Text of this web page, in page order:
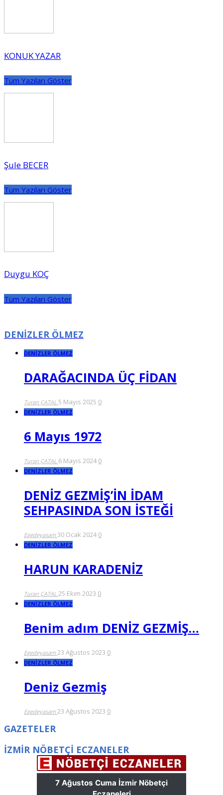
KONUK YAZAR
Tüm Yazıları Göster
Şule BECER
Tüm Yazıları Göster
Duygu KOÇ
Tüm Yazıları Göster
DENİZLER ÖLMEZ
DENİZLER ÖLMEZ
DARAĞACINDA ÜÇ FİDAN
Turan ÇATAL 5 Mayıs 2025 0
DENİZLER ÖLMEZ
6 Mayıs 1972
Turan ÇATAL 6 Mayıs 2024 0
DENİZLER ÖLMEZ
DENİZ GEZMİŞ’İN İDAM
SEHPASINDA SON İSTEĞİ
Egedeyasam30 Ocak 2024 0
DENİZLER ÖLMEZ
HARUN KARADENİZ
Turan ÇATAL 25 Ekim 2023 0
DENİZLER ÖLMEZ
Benim adım DENİZ GEZMİŞ…
Egedeyasam23 Ağustos 2023 0
DENİZLER ÖLMEZ
Deniz Gezmiş
Egedeyasam23 Ağustos 2023 0
GAZETELER
İZMİR NÖBETÇİ ECZANELER